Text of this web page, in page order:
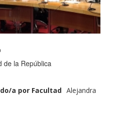
de la República
a por Facultad Alejandra